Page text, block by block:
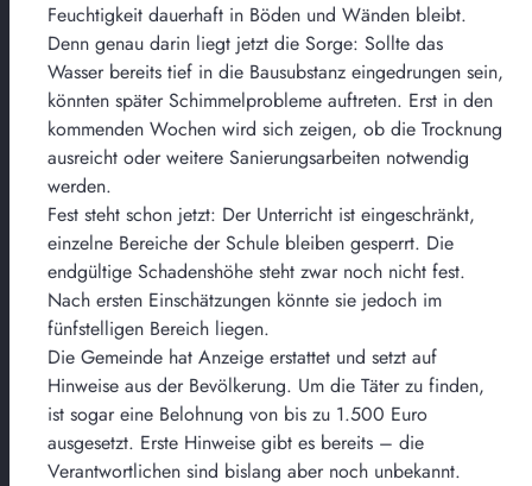
Feuchtigkeit dauerhaft in Böden und Wänden bleibt.
Denn genau darin liegt jetzt die Sorge: Sollte das
Wasser bereits tief in die Bausubstanz eingedrungen sein,
könnten später Schimmelprobleme auftreten. Erst in den
kommenden Wochen wird sich zeigen, ob die Trocknung
ausreicht oder weitere Sanierungsarbeiten notwendig
werden.
Fest steht schon jetzt: Der Unterricht ist eingeschränkt,
einzelne Bereiche der Schule bleiben gesperrt. Die
endgültige Schadenshöhe steht zwar noch nicht fest.
Nach ersten Einschätzungen könnte sie jedoch im
fünfstelligen Bereich liegen.
Die Gemeinde hat Anzeige erstattet und setzt auf
Hinweise aus der Bevölkerung. Um die Täter zu finden,
ist sogar eine Belohnung von bis zu 1.500 Euro
ausgesetzt. Erste Hinweise gibt es bereits – die
Verantwortlichen sind bislang aber noch unbekannt.